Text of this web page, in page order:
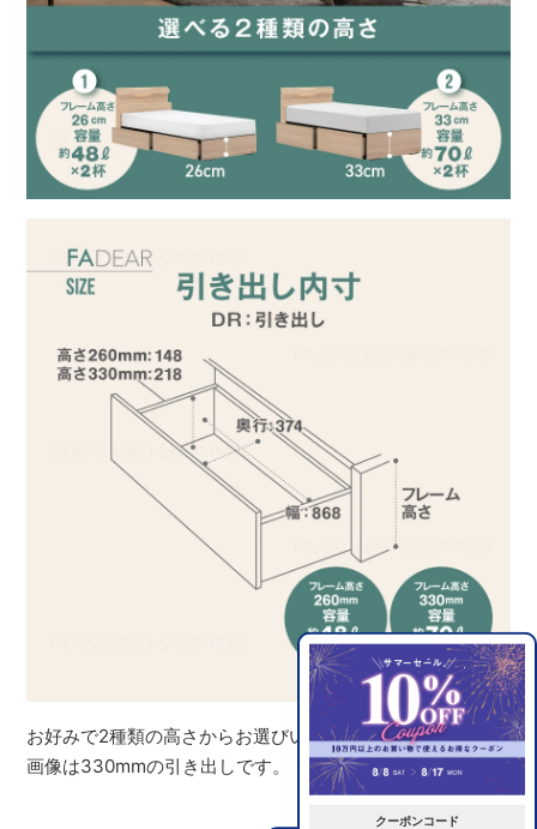
クーポンコード
お好みで2種類の高さからお選びいただけます。※イメージ
画像は330mmの引き出しです。